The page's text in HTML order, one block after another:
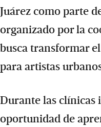
Juárez como parte
organizado por la
busca transformar
para artistas
Durante las clínicas
oportunidad de